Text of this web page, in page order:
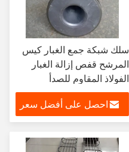
سلك شبكة جمع الغبار كيس
المرشح قفص إزالة الغبار
الفولاذ المقاوم للصدأ
احصل على أفضل سعر